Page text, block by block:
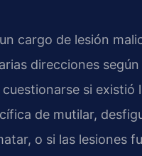
cargo de lesión
direcciones según
si existió
de mutilar,
o si las lesiones